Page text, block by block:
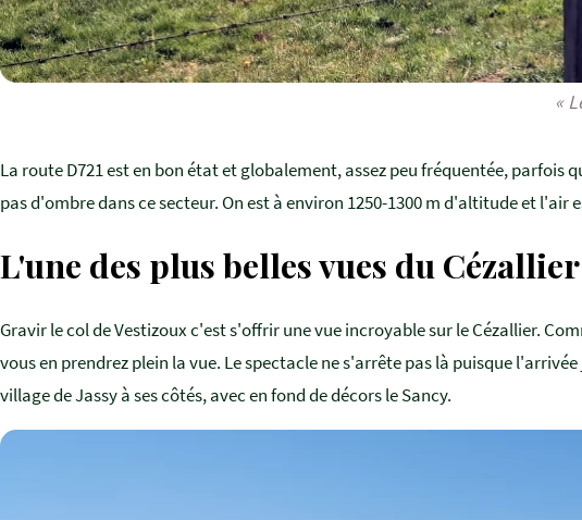
«
La route D721 est en bon état et globalement, assez peu fréquentée,
pas d'ombre dans ce secteur. On est à environ 1250-1300 m d'altitude et l'air
L'une des plus belles vues du Cézallier
Gravir le col de Vestizoux c'est s'offrir une vue incroyable sur le Cézallier.
vous en prendrez plein la vue. Le spectacle ne s'arrête pas là puisque
village de Jassy à ses côtés, avec en fond de décors le Sancy.